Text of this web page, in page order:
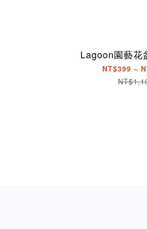
Lagoon園藝花
NT$399 ~